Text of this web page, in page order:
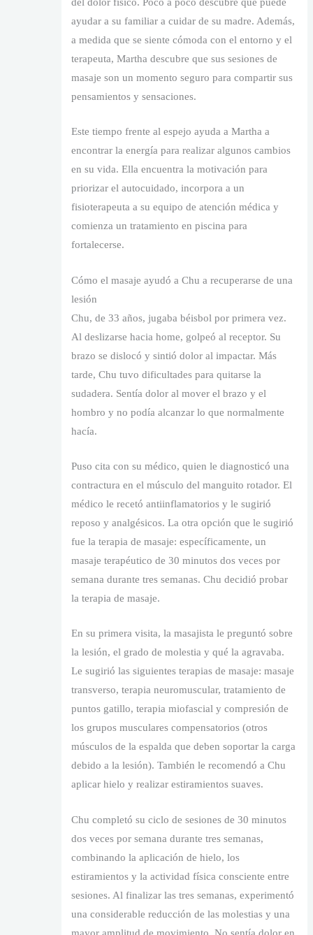
ayudar a su familiar a cuidar de su madre. Además,
a medida que se siente cómoda con el entorno y el
terapeuta, Martha descubre que sus sesiones de
masaje son un momento seguro para compartir sus
pensamientos y sensaciones.
Este tiempo frente al espejo ayuda a Martha a
encontrar la energía para realizar algunos cambios
en su vida. Ella encuentra la motivación para
priorizar el autocuidado, incorpora a un
fisioterapeuta a su equipo de atención médica y
comienza un tratamiento en piscina para
fortalecerse.
Cómo el masaje ayudó a Chu a recuperarse de una
lesión
Chu, de 33 años, jugaba béisbol por primera vez.
Al deslizarse hacia home, golpeó al receptor. Su
brazo se dislocó y sintió dolor al impactar. Más
tarde, Chu tuvo dificultades para quitarse la
sudadera. Sentía dolor al mover el brazo y el
hombro y no podía alcanzar lo que normalmente
hacía.
Puso cita con su médico, quien le diagnosticó una
contractura en el músculo del manguito rotador. El
médico le recetó antiinflamatorios y le sugirió
reposo y analgésicos. La otra opción que le sugirió
fue la terapia de masaje: específicamente, un
masaje terapéutico de 30 minutos dos veces por
semana durante tres semanas. Chu decidió probar
la terapia de masaje.
En su primera visita, la masajista le preguntó sobre
la lesión, el grado de molestia y qué la agravaba.
Le sugirió las siguientes terapias de masaje: masaje
transverso, terapia neuromuscular, tratamiento de
puntos gatillo, terapia miofascial y compresión de
los grupos musculares compensatorios (otros
músculos de la espalda que deben soportar la carga
debido a la lesión). También le recomendó a Chu
aplicar hielo y realizar estiramientos suaves.
Chu completó su ciclo de sesiones de 30 minutos
dos veces por semana durante tres semanas,
combinando la aplicación de hielo, los
estiramientos y la actividad física consciente entre
sesiones. Al finalizar las tres semanas, experimentó
una considerable reducción de las molestias y una
mayor amplitud de movimiento. No sentía dolor en